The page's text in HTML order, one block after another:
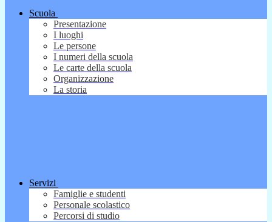
Scuola
Presentazione
I luoghi
Le persone
I numeri della scuola
Le carte della scuola
Organizzazione
La storia
Servizi
Famiglie e studenti
Personale scolastico
Percorsi di studio